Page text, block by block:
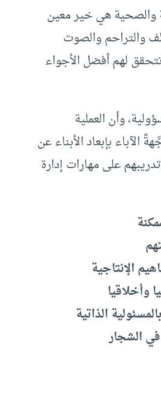
والصحية هي خير معين
والتراحم والصوت
لهم أفضل الأجواء
وأن العملية
الآباء بإبعاد الأبناء عن
على مهارات إدارة
الإنتاجية
وأخلاقيا
الذاتية
في الشجار